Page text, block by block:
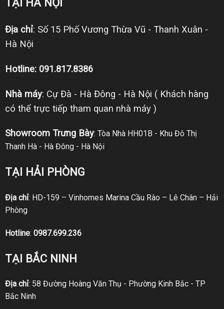
TẠI HÀ NỘI
Địa chỉ: Số 15 Phố Vương Thừa Vũ - Thanh Xuân -
Hà Nội
Hotline: 091.817.8386
Nhà máy: Cự Đà - Hà Đông - Hà Nội ( Khách hàng
có thể trực tiếp tham quan nhà máy )
Showroom Trưng Bày: Tòa Nhà HH01B - Khu Đô Thị
Thanh Hà - Hà Đông - Hà Nội
TẠI HẢI PHÒNG
Địa chỉ: HD-159 – Vinhomes Marina Cầu Rào – Lê Chân – Hải
Phòng
Hotline: 0987.699.236
TẠI BẮC NINH
Địa chỉ: 58 Đường Hoàng Văn Thụ - Phường Kinh Bắc - TP
Bắc Ninh